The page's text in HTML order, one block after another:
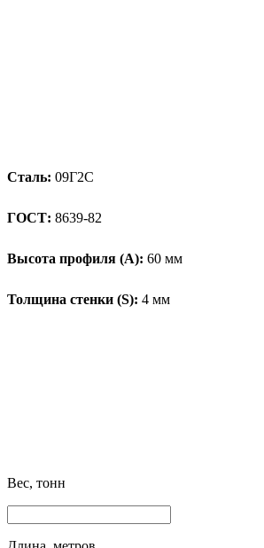
Сталь: 09Г2С
ГОСТ: 8639-82
Высота профиля (А): 60 мм
Толщина стенки (S): 4 мм
Вес, тонн